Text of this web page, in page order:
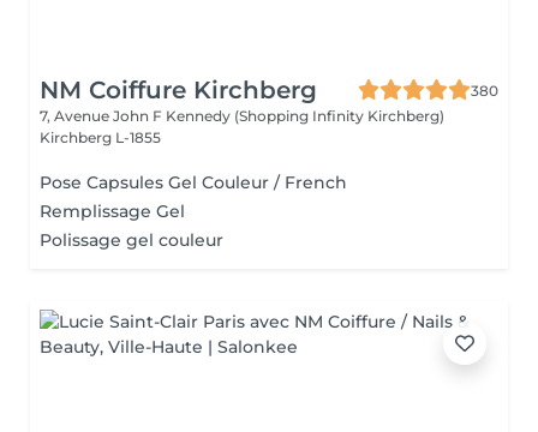
NM Coiffure Kirchberg
380
7, Avenue John F Kennedy (Shopping Infinity Kirchberg)
Kirchberg L-1855
Pose Capsules Gel Couleur / French
Remplissage Gel
Polissage gel couleur